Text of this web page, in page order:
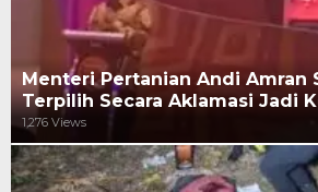
Menteri Pertanian Andi Amran
Terpilih Secara Aklamasi Jadi
1,276 Views